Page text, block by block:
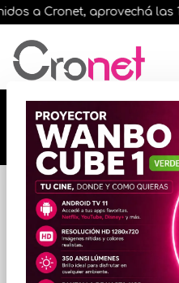
a Cronet, aprovechá las
🔥🔥🔥 12 cuotas, en
comprando antes de
día